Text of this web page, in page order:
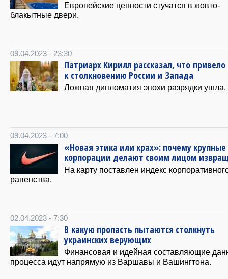
Европейские ценности стучатся в жовто-
блакытные двери.
09.04.2023 - 23:30
Патриарх Кирилл рассказал, что привело
к столкновению России и Запада
Ложная дипломатия эпохи разрядки ушла.
09.04.2023 - 7:00
«Новая этика или крах»: почему крупные
корпорации делают своим лицом
На карту поставлен индекс
равенства.
02.04.2023 - 7:30
В какую пропасть пытаются столкнуть
украинских верующих
Финансовая и идейная составляющие
процесса идут напрямую из Варшавы и Вашингтона.